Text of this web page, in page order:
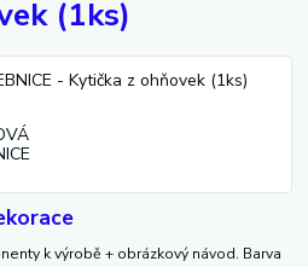
(1ks)
k výrobě + obrázkový návod. Barva